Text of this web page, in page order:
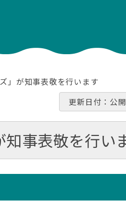
」が知事表敬を行います
更新日付：公
事表敬を行い